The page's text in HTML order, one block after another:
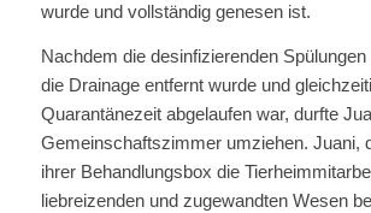
wurde und vollständig genesen ist.
Nachdem die desinfizierenden
die Drainage entfernt wurde und
Quarantänezeit abgelaufen war, durfte
Gemeinschaftszimmer umziehen. Juani,
ihrer Behandlungsbox die
liebreizenden und zugewandten Wesen